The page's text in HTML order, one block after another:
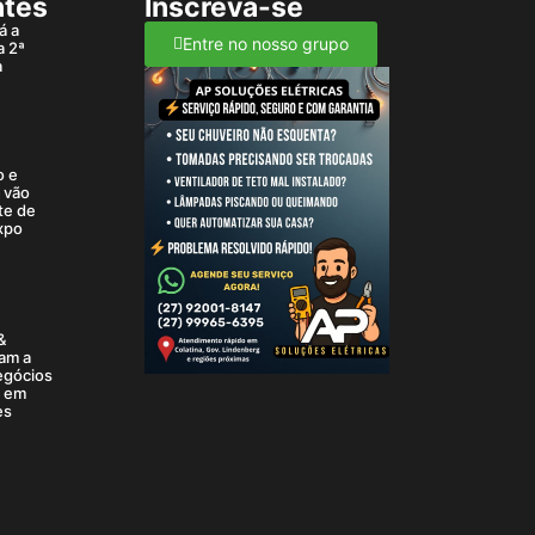
a
2ª
e
vão
de
a
em
Inscreva-se
Entre no nosso grupo